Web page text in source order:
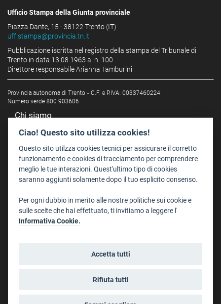
Ufficio Stampa della Giunta provinciale
Piazza Dante, 15 - 38122 Trento (IT)
uff.stampa@provincia.tn.it
Pubblicazione iscritta nel registro della stampa del Tribunale di
Trento in data 13.08.1963 al n. 100
Direttore responsabile Arianna Tamburini
Provincia autonoma di Trento - C.F. e P.IVA: 00337460224
Numero verde 800 903606
Chi siamo
Redazione
Staff
Format - Centro Audiovisivi
Trentino Film Commission
Dove Siamo
Struttura di riferimento
Ciao! Questo sito utilizza cookies!
Questo sito utilzza cookies tecnici per assicurare il corretto
funzionamento e cookies di tracciamento per comprendere
meglio le tue interazioni. Quest'ultimo tipo di cookies
saranno aggiunti solamente dopo il tuo esplicito consenso.
Per ogni dubbio in merito alle nostre politiche sui cookie e
sulle scelte che hai effettuato, ti invitiamo a leggere l'
Informativa Cookie.
Accetta tutti
Rifiuta tutti